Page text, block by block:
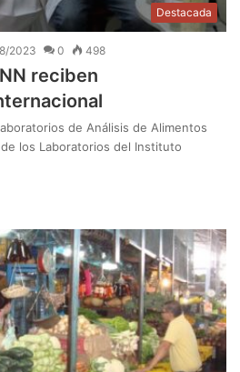
Destacada
2023 0 498
reciben
de Análisis de Alimentos
los Laboratorios del Instituto